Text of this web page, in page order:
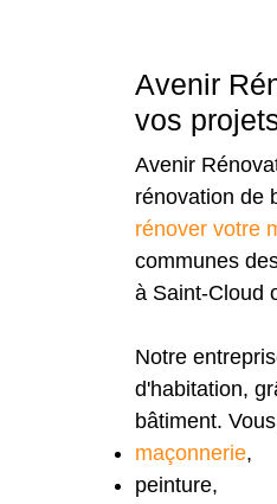
Avenir
vos
Avenir
rénovation de
rénover votre
communes
à Saint-Cloud
Notre
d'habitation,
bâtiment.
maçonnerie,
peinture,